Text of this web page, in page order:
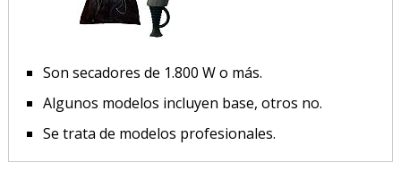
Son secadores de 1.800 W o más.
Algunos modelos incluyen base, otros no.
Se trata de modelos profesionales.